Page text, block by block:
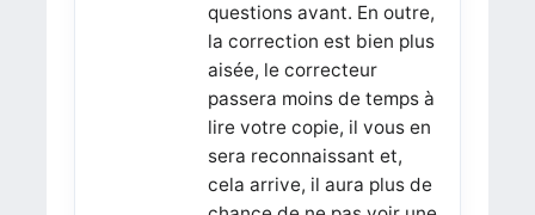
questions avant. En outre,
la correction est bien plus
aisée, le correcteur
passera moins de temps à
lire votre copie, il vous en
sera reconnaissant et,
cela arrive, il aura plus de